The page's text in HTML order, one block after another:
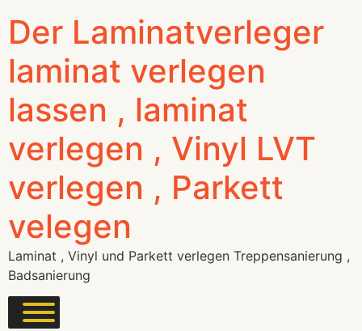
Der Laminatverleger
laminat verlegen
lassen , laminat
verlegen , Vinyl LVT
verlegen , Parkett
velegen
Laminat , Vinyl und Parkett verlegen Treppensanierung ,
Badsanierung